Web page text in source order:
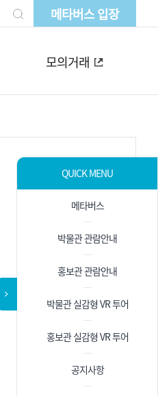
메타버스 입장
모의거래
QUICK MENU
메타버스
박물관 관람안내
홍보관 관람안내
박물관 실감형 VR 투어
홍보관 실감형 VR 투어
공지사항